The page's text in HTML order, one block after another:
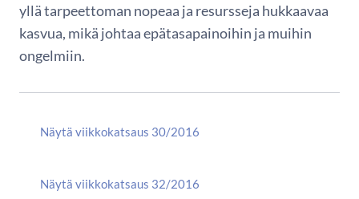
yllä tarpeettoman nopeaa ja resursseja hukkaavaa
kasvua, mikä johtaa epätasapainoihin ja muihin
ongelmiin.
Näytä viikkokatsaus 30/2016
Näytä viikkokatsaus 32/2016